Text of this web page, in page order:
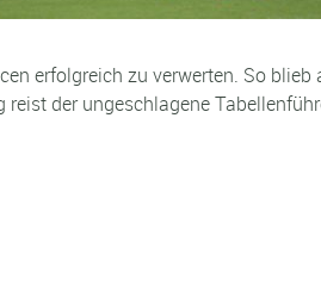
erfolgreich zu verwerten. So
der ungeschlagene